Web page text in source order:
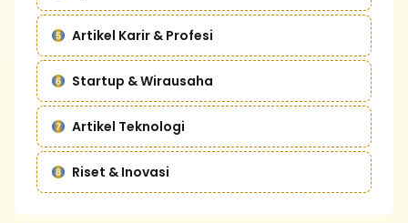
Artikel Karir & Profesi
Startup & Wirausaha
Artikel Teknologi
Riset & Inovasi